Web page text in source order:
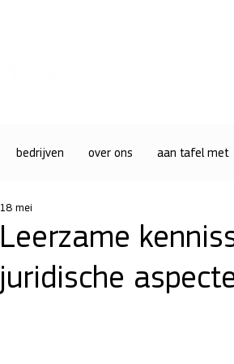
bedrijven over ons aan tafel met
Leerzame
juridische
18 mei